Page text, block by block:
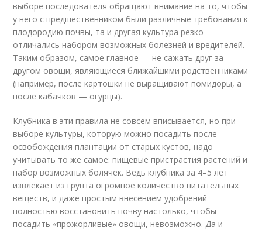
выборе последователя обращают внимание на то, чтобы
у него с предшественником были различные требования к
плодородию почвы, та и другая культура резко
отличались набором возможных болезней и вредителей.
Таким образом, самое главное — не сажать друг за
другом овощи, являющиеся ближайшими родственниками
(например, после картошки не выращивают помидоры, а
после кабачков — огурцы).
Клубника в эти правила не совсем вписывается, но при
выборе культуры, которую можно посадить после
освобождения плантации от старых кустов, надо
учитывать то же самое: пищевые пристрастия растений и
набор возможных болячек. Ведь клубника за 4–5 лет
извлекает из грунта огромное количество питательных
веществ, и даже простым внесением удобрений
полностью восстановить почву настолько, чтобы
посадить «прожорливые» овощи, невозможно. Да и